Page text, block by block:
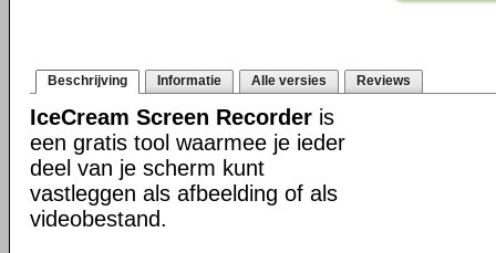
Beschrijving Informatie Alle versies Reviews
IceCream Screen Recorder is
een gratis tool waarmee je ieder
deel van je scherm kunt
vastleggen als afbeelding of als
videobestand.